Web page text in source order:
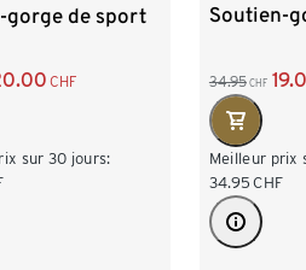
gorge de sport
CHF
sur 30 jours:
Soutien-
34.95 CHF
Meilleur prix
34.95 CHF